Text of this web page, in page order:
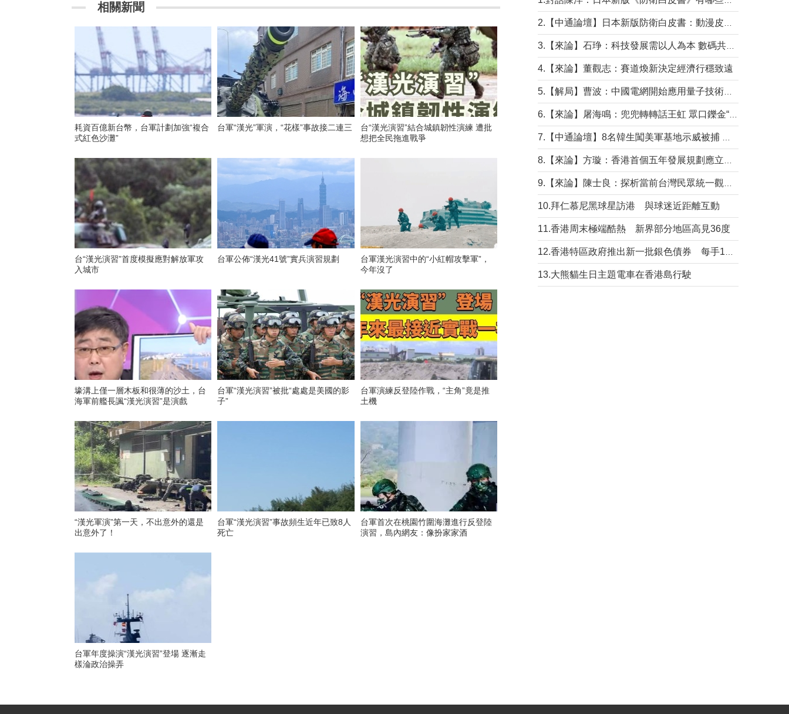
相關新聞
耗資百億新台幣，台軍計劃加強“複合
式紅色沙灘”
台軍“漢光”軍演，“花樣”事故接二連三
台“漢光演習”結合城鎮韌性演練 遭批
想把全民拖進戰爭
台“漢光演習”首度模擬應對解放軍攻
入城市
台軍公佈“漢光41號”實兵演習規劃
台軍漢光演習中的“小紅帽攻擊軍”，
今年沒了
壕溝上僅一層木板和很薄的沙土，台
海軍前艦長諷“漢光演習”是演戲
台軍“漢光演習”被批“處處是美國的影
子”
​台軍演練反登陸作戰，“主角”竟是推
土機
“漢光軍演”第一天，不出意外的還是
出意外了！
台軍“漢光演習”事故頻生近年已致8人
死亡
台軍首次在桃園竹圍海灘進行反登陸
演習，島內網友：像扮家家酒
台軍年度操演“漢光演習”登場 逐漸走
樣淪政治操弄
4.【來論】董觀志：賽道煥新決定經濟行穩致遠
10.拜仁慕尼黑球星訪港 與球迷近距離互動
11.香港周末極端酷熱 新界部分地區高見36度
13.大熊貓生日主題電車在香港島行駛